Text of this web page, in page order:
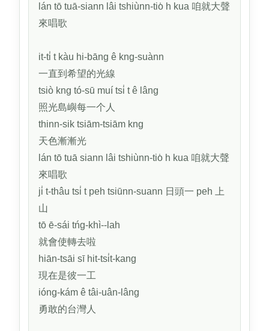
lán tō tuā-siann lâi tshiùnn-tio̍ h kua 咱就大聲
來唱歌
it-ti̍ t kàu hi-bāng ê kng-suànn
一直到希望的光線
tsiò kng tó-sū muí tsi̍ t ê lâng
照光島嶼每一个人
thinn-sik tsiām-tsiām kng
天色漸漸光
lán tō tuā siann lâi tshiùnn-tio̍ h kua 咱就大聲
來唱歌
ji̍ t-thâu tsi̍ t peh tsiūnn-suann 日頭一 peh 上
山
tō ē-sái tńg-khì--lah
就會使轉去啦
hiān-tsāi sī hit-tsi̍t-kang
現在是彼一工
ióng-kám ê tâi-uân-lâng
勇敢的台灣人